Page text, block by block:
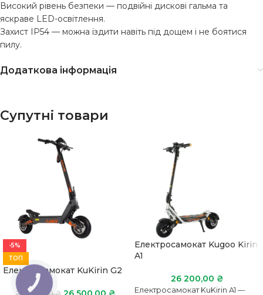
Високий рівень безпеки — подвійні дискові гальма та
яскраве LED-освітлення.
Захист IP54 — можна їздити навіть під дощем і не боятися
пилу.
Додаткова інформація
Супутні товари
-5%
ТОП
Електросамокат KuKirin G2
Електросамокат Kugoo Kirin
A1
26 200,00 ₴
Електросамокат KuKirin A1 —
КНОПКА
ЗВ'ЯЗКУ